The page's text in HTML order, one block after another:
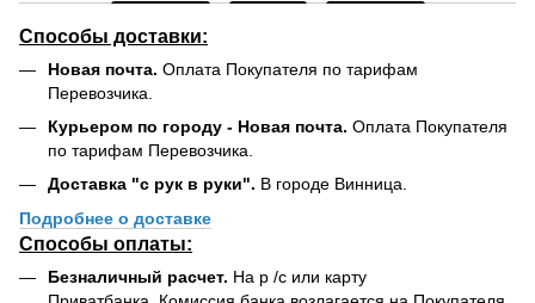
Способы доставки:
Новая почта. Оплата Покупателя по тарифам
Перевозчика.
Курьером по городу - Новая почта. Оплата Покупателя
по тарифам Перевозчика.
Доставка "с рук в руки". В городе Винница.
Подробнее о доставке
Способы оплаты:
Безналичный расчет. На р /с или карту